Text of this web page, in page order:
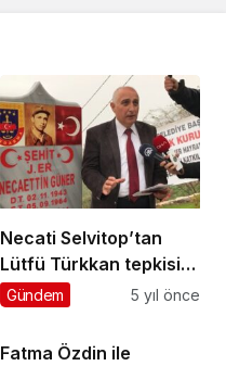
Necati Selvitop’tan
Lütfü Türkkan tepkisi…
Gündem 5 yıl önce
Fatma Özdin ile